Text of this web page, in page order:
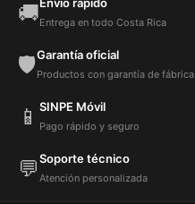
🚚Entrega en todo Costa Rica
🛡️Garantía oficial
Productos con garantía de fábrica
📱 SINPE Móvil
Pago rápido y seguro
💬Soporte técnico
Atención personalizada